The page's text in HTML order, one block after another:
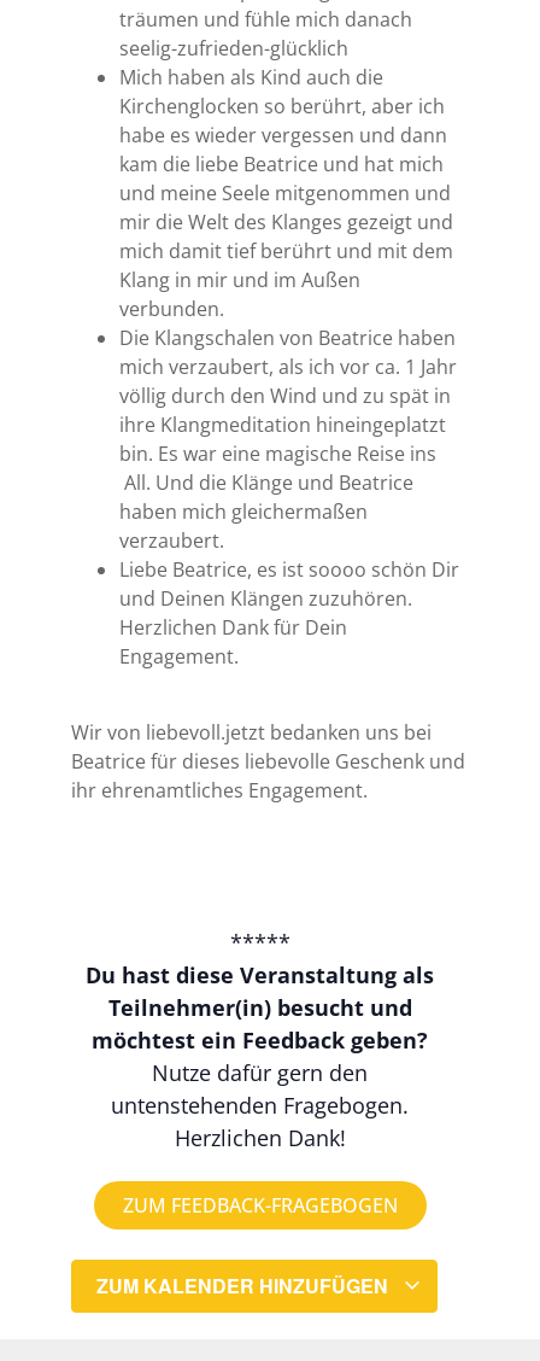
träumen und fühle mich danach
seelig-zufrieden-glücklich
Mich haben als Kind auch die
Kirchenglocken so berührt, aber ich
habe es wieder vergessen und dann
kam die liebe Beatrice und hat mich
und meine Seele mitgenommen und
mir die Welt des Klanges gezeigt und
mich damit tief berührt und mit dem
Klang in mir und im Außen
verbunden.
Die Klangschalen von Beatrice haben
mich verzaubert, als ich vor ca. 1 Jahr
völlig durch den Wind und zu spät in
ihre Klangmeditation hineingeplatzt
bin. Es war eine magische Reise ins
All. Und die Klänge und Beatrice
haben mich gleichermaßen
verzaubert.
Liebe Beatrice, es ist soooo schön Dir
und Deinen Klängen zuzuhören.
Herzlichen Dank für Dein
Engagement.
Wir von liebevoll.jetzt bedanken uns bei
Beatrice für dieses liebevolle Geschenk und
ihr ehrenamtliches Engagement.
*****
Du hast diese Veranstaltung als
Teilnehmer(in) besucht und
möchtest ein Feedback geben?
Nutze dafür gern den
untenstehenden Fragebogen.
Herzlichen Dank!
ZUM FEEDBACK-FRAGEBOGEN
ZUM KALENDER HINZUFÜGEN